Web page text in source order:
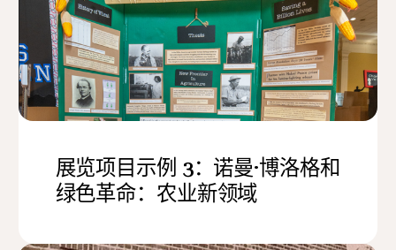
展览项目示例 3：诺曼·博洛格和
绿色革命：农业新领域